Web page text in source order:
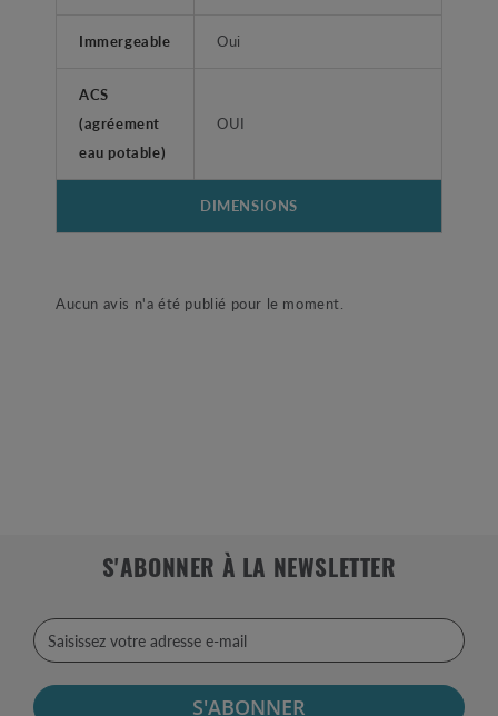
Immergeable Oui
ACS
(agréement
eau potable)
OUI
DIMENSIONS
Aucun avis n'a été publié pour le moment.
S'ABONNER À LA NEWSLETTER
S'ABONNER